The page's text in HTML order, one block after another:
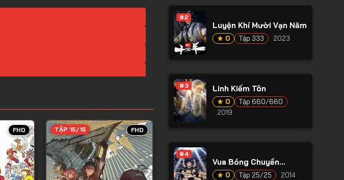
FHD FHD
TẬP 15/15
#2
Luyện Khí Mười Vạn Năm
★ 0 Tập 333 2023
#3 Linh Kiếm Tôn
★ 0
Tập 660/660
2019
#4
Vua Bóng Chuyền
Haikyuu Phần 1
★ 0 Tập 25/25 2014